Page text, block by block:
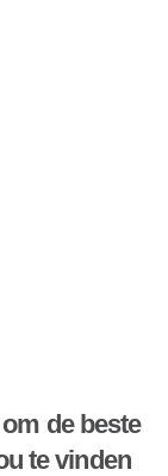
de beste
te vinden